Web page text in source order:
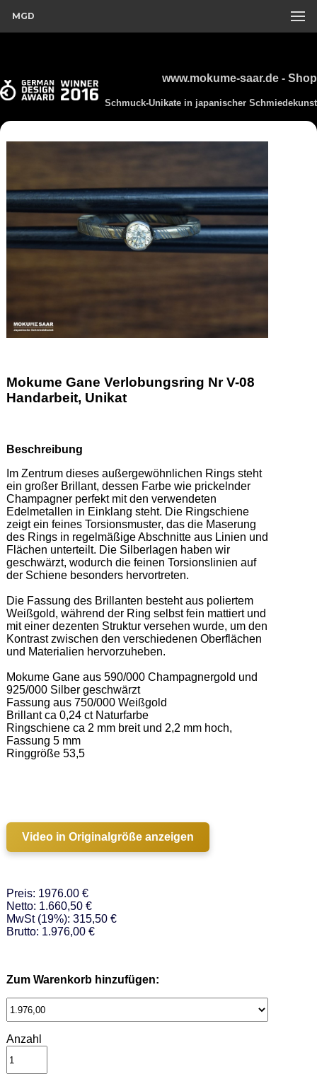
MGD
www.mokume-saar.de - Shop
Schmuck-Unikate in japanischer Schmiedekunst
Mokume Gane Verlobungsring Nr V-08
Handarbeit, Unikat
Beschreibung
Im Zentrum dieses außergewöhnlichen Rings steht
ein großer Brillant, dessen Farbe wie prickelnder
Champagner perfekt mit den verwendeten
Edelmetallen in Einklang steht. Die Ringschiene
zeigt ein feines Torsionsmuster, das die Maserung
des Rings in regelmäßige Abschnitte aus Linien und
Flächen unterteilt. Die Silberlagen haben wir
geschwärzt, wodurch die feinen Torsionslinien auf
der Schiene besonders hervortreten.
Die Fassung des Brillanten besteht aus poliertem
Weißgold, während der Ring selbst fein mattiert und
mit einer dezenten Struktur versehen wurde, um den
Kontrast zwischen den verschiedenen Oberflächen
und Materialien hervorzuheben.
Mokume Gane aus 590/000 Champagnergold und
925/000 Silber geschwärzt
Fassung aus 750/000 Weißgold
Brillant ca 0,24 ct Naturfarbe
Ringschiene ca 2 mm breit und 2,2 mm hoch,
Fassung 5 mm
Ringgröße 53,5
Video in Originalgröße anzeigen
Preis: 1976.00 €
Netto: 1.660,50 €
MwSt (19%): 315,50 €
Brutto: 1.976,00 €
Zum Warenkorb hinzufügen:
Anzahl